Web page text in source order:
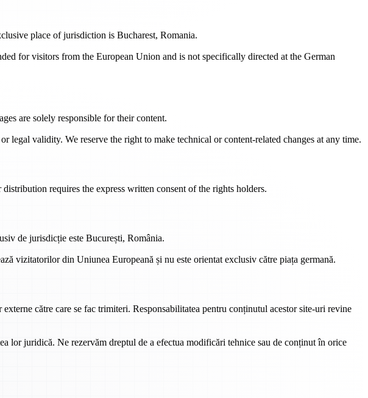
place of jurisdiction is Bucharest, Romania.
for visitors from the European Union and is not specifically directed at the German
are solely responsible for their content.
validity. We reserve the right to make technical or content-related changes at any time.
requires the express written consent of the rights holders.
de jurisdicție este București, România.
vizitatorilor din Uniunea Europeană și nu este orientat exclusiv către piața germană.
către care se fac trimiteri. Responsabilitatea pentru conținutul acestor site-uri revine
lor juridică. Ne rezervăm dreptul de a efectua modificări tehnice sau de conținut în orice